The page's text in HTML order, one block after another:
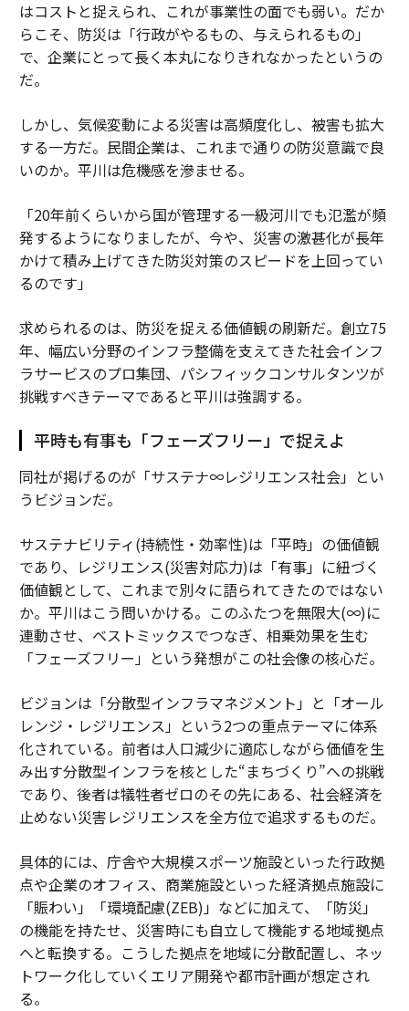
はコストと捉えられ、これが事業性の面でも弱い。だか
らこそ、防災は「行政がやるもの、与えられるもの」
で、企業にとって長く本丸になりきれなかったというの
だ。
しかし、気候変動による災害は高頻度化し、被害も拡大
する一方だ。民間企業は、これまで通りの防災意識で良
いのか。平川は危機感を滲ませる。
「20年前くらいから国が管理する一級河川でも氾濫が頻
発するようになりましたが、今や、災害の激甚化が長年
かけて積み上げてきた防災対策のスピードを上回ってい
るのです」
求められるのは、防災を捉える価値観の刷新だ。創立75
年、幅広い分野のインフラ整備を支えてきた社会インフ
ラサービスのプロ集団、パシフィックコンサルタンツが
挑戦すべきテーマであると平川は強調する。
平時も有事も「フェーズフリー」で捉えよ
同社が掲げるのが「サステナ∞レジリエンス社会」とい
うビジョンだ。
サステナビリティ(持続性・効率性)は「平時」の価値観
であり、レジリエンス(災害対応力)は「有事」に紐づく
価値観として、これまで別々に語られてきたのではない
か。平川はこう問いかける。このふたつを無限大(∞)に
連動させ、ベストミックスでつなぎ、相乗効果を生む
「フェーズフリー」という発想がこの社会像の核心だ。
ビジョンは「分散型インフラマネジメント」と「オール
レンジ・レジリエンス」という2つの重点テーマに体系
化されている。前者は人口減少に適応しながら価値を生
み出す分散型インフラを核とした“まちづくり”への挑戦
であり、後者は犠牲者ゼロのその先にある、社会経済を
止めない災害レジリエンスを全方位で追求するものだ。
具体的には、庁舎や大規模スポーツ施設といった行政拠
点や企業のオフィス、商業施設といった経済拠点施設に
「賑わい」「環境配慮(ZEB)」などに加えて、「防災」
の機能を持たせ、災害時にも自立して機能する地域拠点
へと転換する。こうした拠点を地域に分散配置し、ネッ
トワーク化していくエリア開発や都市計画が想定され
る。